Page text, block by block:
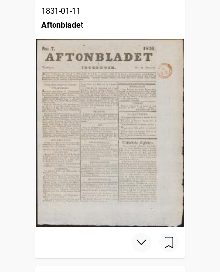
1831-01-11
Aftonbladet